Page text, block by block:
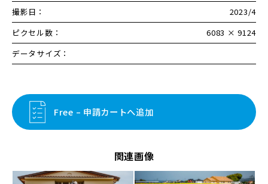
撮影日：
2023/4
ピクセル数：
6083 × 9124
データサイズ：
Free – 申請カートへ追加
関連画像